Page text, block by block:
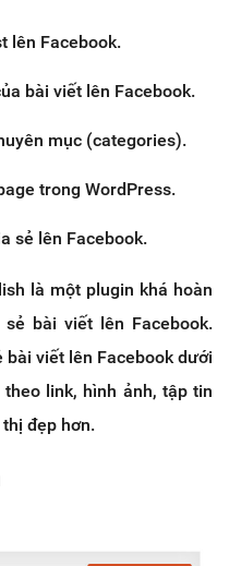
lên Facebook.
bài viết lên Facebook.
mục (categories).
trong WordPress.
sẻ lên Facebook.
là một plugin khá hoàn
bài viết lên Facebook.
bài viết lên Facebook dưới
link, hình ảnh, tập tin
đẹp hơn.